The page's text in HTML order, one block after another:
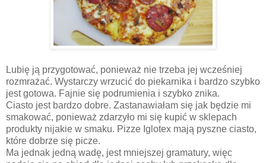
Lubię ją przygotować, ponieważ nie trzeba jej wcześniej
rozmrażać. Wystarczy wrzucić do piekarnika i bardzo szybko
jest gotowa. Fajnie się podrumienia i szybko znika.
Ciasto jest bardzo dobre. Zastanawiałam się jak będzie mi
smakować, ponieważ zdarzyło mi się kupić w sklepach
produkty nijakie w smaku. Pizze Iglotex mają pyszne ciasto,
które dobrze się picze.
Ma jednak jedną wadę, jest mniejszej gramatury, więc